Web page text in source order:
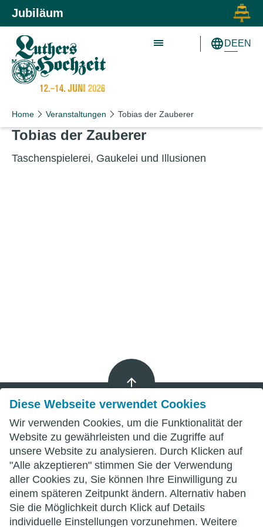
Diese Webseite verwendet Cookies
Wir verwenden Cookies, um die Funktionalität der
Website zu gewährleisten und die Zugriffe auf
unsere Website zu analysieren. Durch Klicken auf
"Alle akzeptieren" stimmen Sie der Verwendung
aller Cookies zu, Sie können Ihre Einwilligung zu
einem späteren Zeitpunkt ändern. Alternativ haben
Sie die Möglichkeit durch Klick auf Details
individuelle Einstellungen vorzunehmen. Weitere
Zum Inhalt springen
Zur Hauptnavigation springen
Jubiläum
DEEN
Home Veranstaltungen Tobias der Zauberer
Tobias der Zauberer
Taschenspielerei, Gaukelei und Illusionen
Impressum
Datenschutz
AGB